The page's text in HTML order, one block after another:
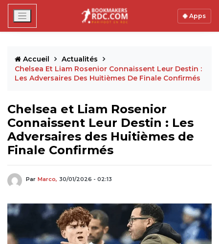
Apps
Accueil
Actualités
Chelsea Et Liam Rosenior Connaissent Leur Destin :
Les Adversaires Des Huitièmes De Finale Confirmés
Chelsea et Liam Rosenior
Connaissent Leur Destin : Les
Adversaires des Huitièmes de
Finale Confirmés
Par Marco, 30/01/2026 - 02:13